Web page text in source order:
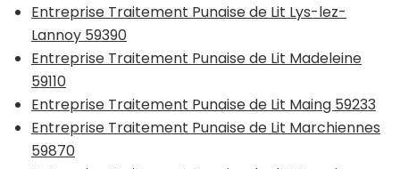
Entreprise Traitement Punaise de Lit Lys-lez-
Lannoy 59390
Entreprise Traitement Punaise de Lit Madeleine
59110
Entreprise Traitement Punaise de Lit Maing 59233
Entreprise Traitement Punaise de Lit Marchiennes
59870